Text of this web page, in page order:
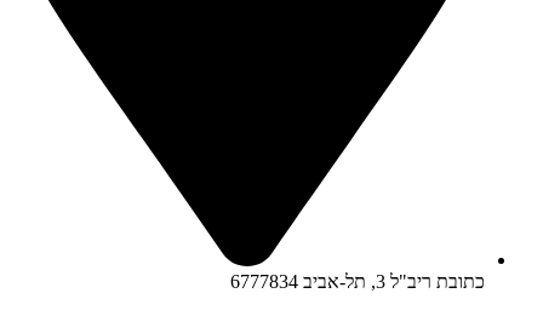
כתובת ריב"ל 3, תל-אביב 6777834